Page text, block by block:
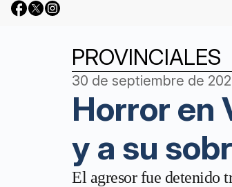
PROVINCIALES
30 de septiembre de
Horror en
y a su
El agresor fue detenido